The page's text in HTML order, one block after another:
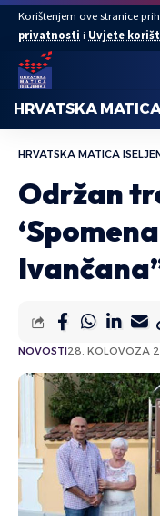
Korištenjem ove stranice
privatnosti i Uvjete
HRVATSKA
HRVATSKA MATICA
Održan
NOVOSTI28. KOLOVOZA